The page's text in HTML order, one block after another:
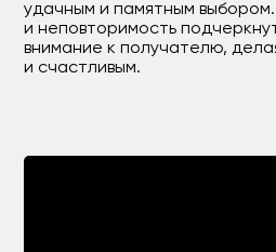
удачным и памятным
и неповторимость
внимание к получателю,
и счастливым.